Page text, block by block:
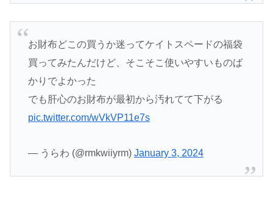
お財布どこの買うか迷ってケイトスペードの福袋
買ってみたんだけど、そこそこ使いやすいものば
かりでよかった
でも肝心のお財布が最初から汚れてて下がる
pic.twitter.com/wVkVP11e7s
— うらわ (@rmkwiiyrm) January 3, 2024